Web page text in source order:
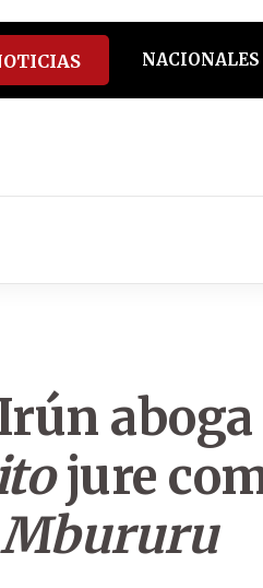
NACIONALES
jure
Mbururu